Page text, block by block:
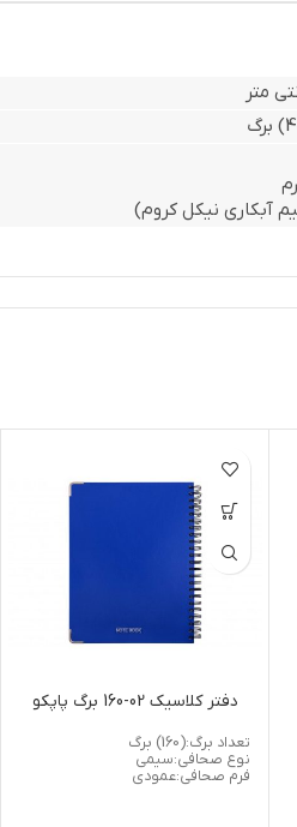
آبکاری نیکل کروم)
دفتر کلاسیک 02-160 برگ پاپکو
تعداد برگ:(160) برگ
نوع صحافی:سیمی
فرم صحافی:عمودی